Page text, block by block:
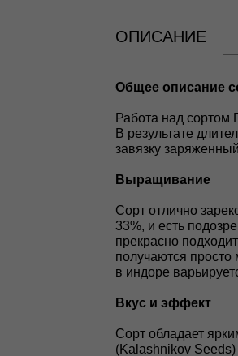
ОПИСАНИЕ
Общее описание
Работа над сортом
В результате
завязку
Выращивание
Сорт отлично
33%, и есть
прекрасно
получаются
в индоре
Вкус и эффект
Сорт обладает
(Kalashnikov Seeds)